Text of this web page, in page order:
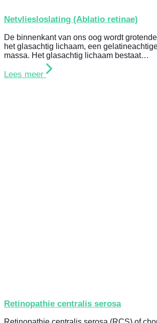
Netvliesloslating (Ablatio retinae)
De binnenkant van ons oog wordt
het glasachtig lichaam, een
massa. Het glasachtig lichaam bestaat…
Lees meer
Retinopathie centralis serosa